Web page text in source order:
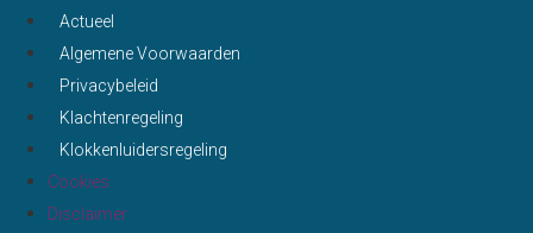
Actueel
Algemene Voorwaarden
Privacybeleid
Klachtenregeling
Klokkenluidersregeling
Cookies
Disclaimer